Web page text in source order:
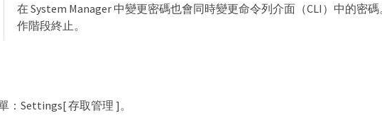
在 System Manager 中變更密碼也會同時變更命令列介面（CLI）中的密
作階段終止。
：Settings[ 存取管理 ]。